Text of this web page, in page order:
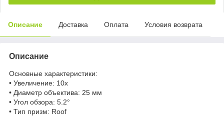
Описание Доставка Оплата Условия возврата
Описание
Основные характеристики:
• Увеличение: 10x
• Диаметр объектива: 25 мм
• Угол обзора: 5.2°
• Тип призм: Roof